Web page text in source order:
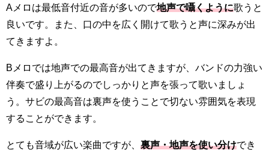
Aメロは最低音付近の音が多いので地声で囁くように歌うと
良いです。また、口の中を広く開けて歌うと声に深みが出
てきますよ。
Bメロでは地声での最高音が出てきますが、バンドの力強い
伴奏で盛り上がるのでしっかりと声を張って歌いましょ
う。サビの最高音は裏声を使うことで切ない雰囲気を表現
することができます。
とても音域が広い楽曲ですが、 裏声・地声を使い分けでき